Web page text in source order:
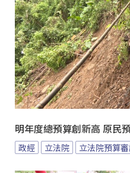
明年度總預算創新高 原民
政經 立法院 立法院預算